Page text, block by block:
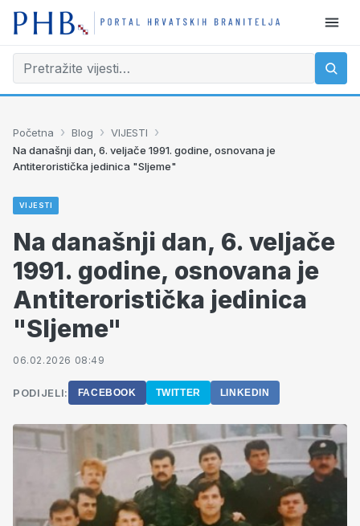
Početna › Blog › VIJESTI ›
Na današnji dan, 6. veljače 1991. godine, osnovana je
Antiteroristička jedinica "Sljeme"
VIJESTI
Na današnji dan, 6. veljače
1991. godine, osnovana je
Antiteroristička jedinica
"Sljeme"
06.02.2026 08:49
PODIJELI: FACEBOOK TWITTER LINKEDIN